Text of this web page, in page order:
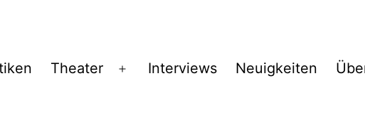
Theater
Menü
Interviews Neuigkeiten